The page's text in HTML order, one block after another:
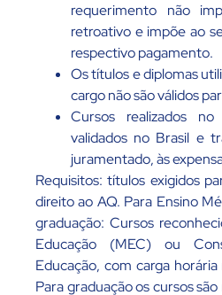
requerimento não
retroativo e impõe ao
respectivo pagamento.
Os títulos e diplomas
cargo não são válidos
Cursos realizados
validados no Brasil e
juramentado, às
Requisitos: títulos exigidos
direito ao AQ. Para Ensino
graduação: Cursos
Educação (MEC) ou
Educação, com carga
Para graduação os cursos